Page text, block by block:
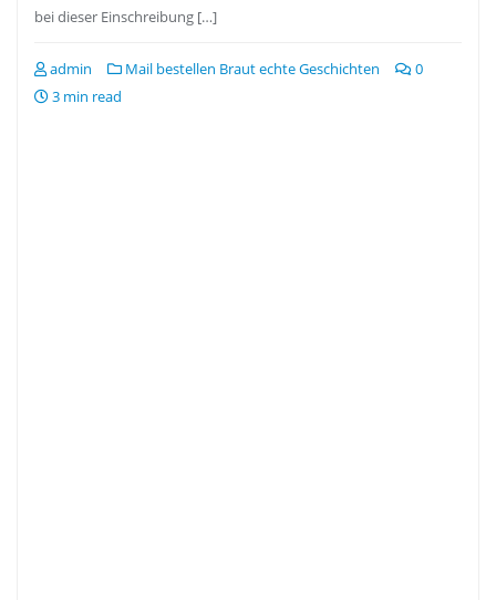
bei dieser Einschreibung […]
admin Mail bestellen Braut echte Geschichten
0
3 min read